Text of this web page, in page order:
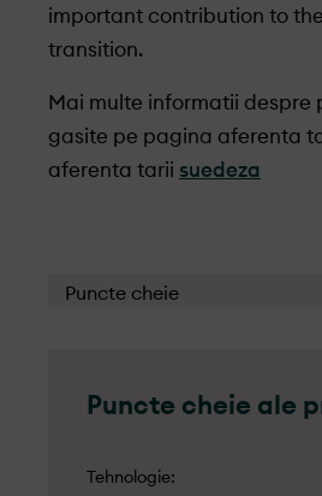
important contribution to
transition.
Mai multe informatii despre
gasite pe pagina aferenta
aferenta tarii suedeza
Puncte cheie ale
Tehnologie